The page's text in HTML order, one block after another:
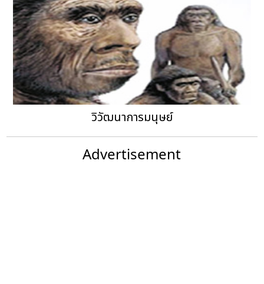
วิวัฒนาการมนุษย์
Advertisement